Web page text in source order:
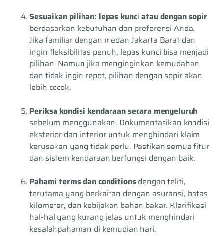
Sesuaikan pilihan: lepas kunci atau dengan sopir
berdasarkan kebutuhan dan preferensi Anda.
Jika familiar dengan medan Jakarta Barat dan
ingin fleksibilitas penuh, lepas kunci bisa menjadi
pilihan. Namun jika menginginkan kemudahan
dan tidak ingin repot, pilihan dengan sopir akan
lebih cocok.
Periksa kondisi kendaraan secara menyeluruh
sebelum menggunakan. Dokumentasikan kondisi
eksterior dan interior untuk menghindari klaim
kerusakan yang tidak perlu. Pastikan semua fitur
dan sistem kendaraan berfungsi dengan baik.
Pahami terms dan conditions dengan teliti,
terutama yang berkaitan dengan asuransi, batas
kilometer, dan kebijakan bahan bakar. Klarifikasi
hal-hal yang kurang jelas untuk menghindari
kesalahpahaman di kemudian hari.